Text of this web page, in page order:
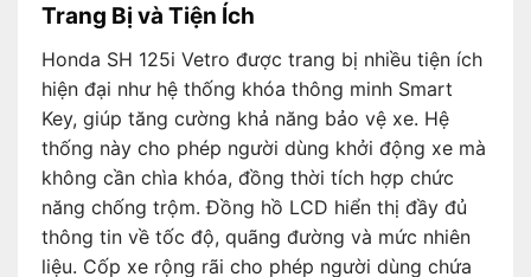
Trang Bị và Tiện Ích
Honda SH 125i Vetro được trang bị nhiều tiện ích
hiện đại như hệ thống khóa thông minh Smart
Key, giúp tăng cường khả năng bảo vệ xe. Hệ
thống này cho phép người dùng khởi động xe mà
không cần chìa khóa, đồng thời tích hợp chức
năng chống trộm. Đồng hồ LCD hiển thị đầy đủ
thông tin về tốc độ, quãng đường và mức nhiên
liệu. Cốp xe rộng rãi cho phép người dùng chứa